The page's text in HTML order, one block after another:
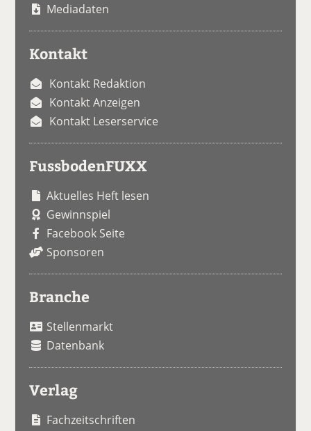
Mediadaten
Kontakt
Kontakt Redaktion
Kontakt Anzeigen
Kontakt Leserservice
FussbodenFUXX
Aktuelles Heft lesen
Gewinnspiel
Facebook Seite
Sponsoren
Branche
Stellenmarkt
Datenbank
Verlag
Fachzeitschriften